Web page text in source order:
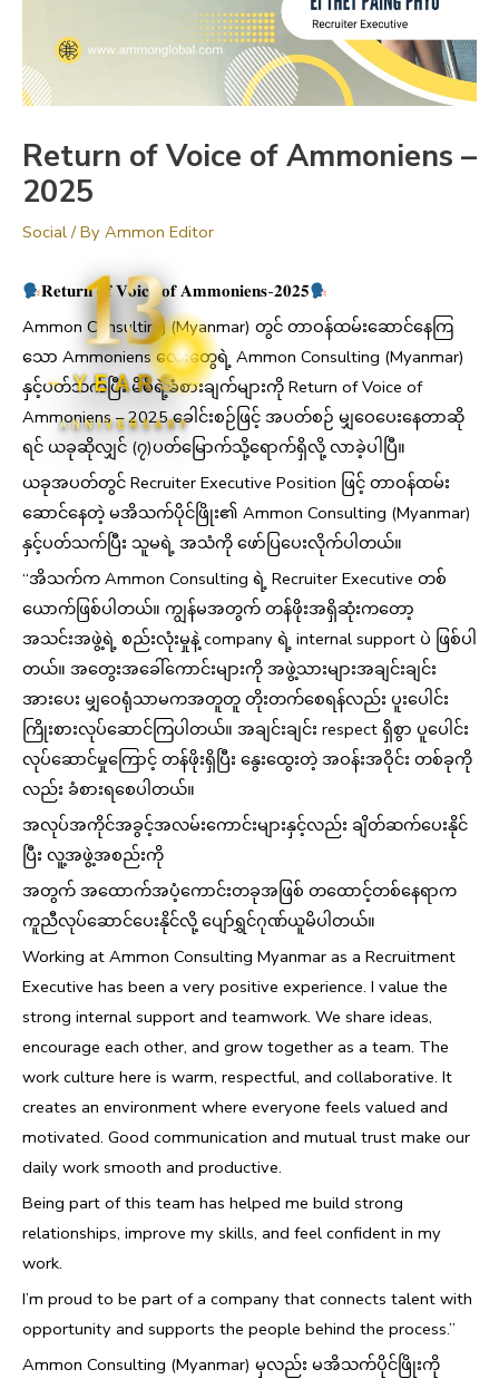
13
YEARS
ANNIVERSARY
Return of Voice of Ammoniens –
2025
Social/ By Ammon Editor
𝐑𝐞𝐭𝐮𝐫𝐧 𝐨𝐟 𝐕𝐨𝐢𝐜𝐞 𝐨𝐟 𝐀𝐦𝐦𝐨𝐧𝐢𝐞𝐧𝐬-𝟐𝟎𝟐𝟓
Ammon Consulting (Myanmar) တွင် တာဝန်ထမ်းဆောင်နေကြ
သော Ammoniens လေးတွေရဲ့ Ammon Consulting (Myanmar)
နှင့်ပတ်သက်ပြီး မိမိရဲ့ခံစားချက်များကို Return of Voice of
Ammoniens – 2025 ခေါင်းစဉ်ဖြင့် အပတ်စဉ် မျှဝေပေးနေတာဆို
ရင် ယခုဆိုလျှင် (၇)ပတ်မြောက်သို့ရောက်ရှိလို့ လာခဲ့ပါပြီ။
ယခုအပတ်တွင် Recruiter Executive Position ဖြင့် တာဝန်ထမ်း
ဆောင်နေတဲ့ မအိသက်ပိုင်ဖြိုး၏ Ammon Consulting (Myanmar)
နှင့်ပတ်သက်ပြီး သူမရဲ့ အသံကို ဖော်ပြပေးလိုက်ပါတယ်။
“အိသက်က Ammon Consulting ရဲ့ Recruiter Executive တစ်
ယောက်ဖြစ်ပါတယ်။ ကျွန်မအတွက် တန်ဖိုးအရှိဆုံးကတော့
အသင်းအဖွဲ့ရဲ့ စည်းလုံးမှုနဲ့ company ရဲ့ internal support ပဲ ဖြစ်ပါ
တယ်။ အတွေးအခေါ်ကောင်းများကို အဖွဲ့သားများအချင်းချင်း
အားပေး မျှဝေရုံသာမကအတူတူ တိုးတက်စေရန်လည်း ပူးပေါင်း
ကြိုးစားလုပ်ဆောင်ကြပါတယ်။ အချင်းချင်း respect ရှိစွာ ပူပေါင်း
လုပ်ဆောင်မှုကြောင့် တန်ဖိုးရှိပြီး နွေးထွေးတဲ့ အဝန်းအဝိုင်း တစ်ခုကို
လည်း ခံစားရစေပါတယ်။
အလုပ်အကိုင်အခွင့်အလမ်းကောင်းများနှင့်လည်း ချိတ်ဆက်ပေးနိုင်
ပြီး လူ့အဖွဲ့အစည်းကို
အတွက် အထောက်အပံ့ကောင်းတခုအဖြစ် တထောင့်တစ်နေရာက
ကူညီလုပ်ဆောင်ပေးနိုင်လို့ ပျော်ရွှင်ဂုဏ်ယူမိပါတယ်။
Working at Ammon Consulting Myanmar as a Recruitment
Executive has been a very positive experience. I value the
strong internal support and teamwork. We share ideas,
encourage each other, and grow together as a team. The
work culture here is warm, respectful, and collaborative. It
creates an environment where everyone feels valued and
motivated. Good communication and mutual trust make our
daily work smooth and productive.
Being part of this team has helped me build strong
relationships, improve my skills, and feel confident in my
work.
I’m proud to be part of a company that connects talent with
opportunity and supports the people behind the process.”
Ammon Consulting (Myanmar) မှလည်း မအိသက်ပိုင်ဖြိုးကို